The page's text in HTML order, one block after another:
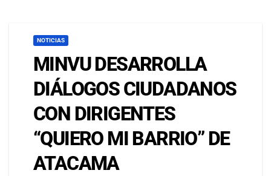
NOTICIAS
MINVU DESARROLLA
DIÁLOGOS CIUDADANOS
CON DIRIGENTES
“QUIERO MI BARRIO” DE
ATACAMA